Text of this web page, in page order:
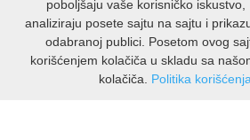
poboljšaju vaše korisničko iskustvo,
analiziraju posete sajtu na sajtu i
odabranoj publici. Posetom ovog
korišćenjem kolačiča u skladu sa
kolačiča. Politika